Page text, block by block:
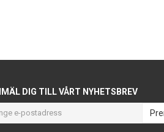
DIG TILL VÅRT NYHETSBREV